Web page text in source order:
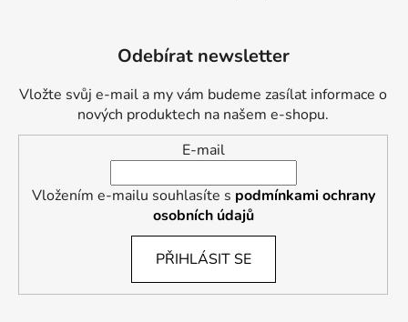
Odebírat newsletter
Vložte svůj e-mail a my vám budeme zasílat informace o
nových produktech na našem e-shopu.
E-mail
Vložením e-mailu souhlasíte s podmínkami ochrany
osobních údajů
PŘIHLÁSIT SE